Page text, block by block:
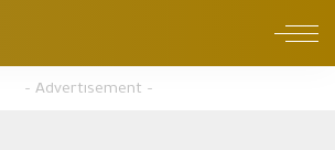
– Advertisement –